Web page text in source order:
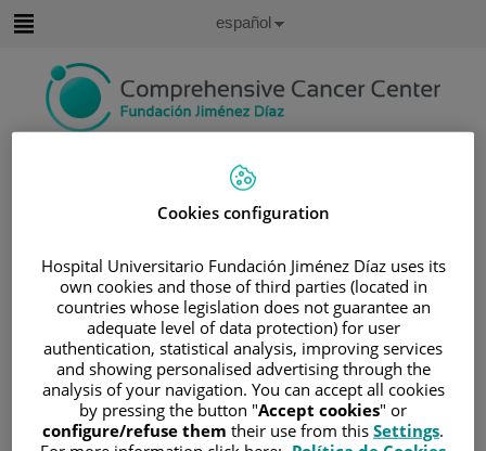
contenido
Selector
Idioma
Español
/SOBRE EL CÁNCER
/INFORMACIÓN Y SOPORTE AL PACIENTE
TIPOS DE CÁNCER
/ÁREA DE NEOPLASIAS HEMATOLÓGICAS
/LINFOMAS/LINFOMA DE HODGKIN
DIAGNÓSTICO Y ESTADIAJE DEL LH
Cookies configuration
Hospital Universitario Fundación Jiménez Díaz uses its
own cookies and those of third parties (located in
countries whose legislation does not guarantee an
adequate level of data protection) for user
authentication, statistical analysis, improving services
and showing personalised advertising through the
analysis of your navigation. You can accept all cookies
by pressing the button "Accept cookies" or
configure/refuse them their use from this Settings.